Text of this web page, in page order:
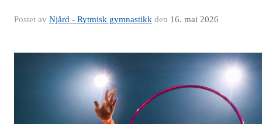
Postet av Njård - Rytmisk gymnastikk den 16. mai 2026